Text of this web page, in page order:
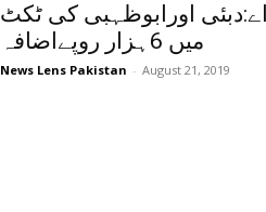
اورابوظہبی کی ٹکٹ
میں 6ہزار روپےاضافہ
News Lens Pakistan - August 21, 2019